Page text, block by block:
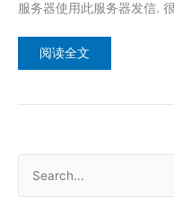
服务器使用此服务器发信.
使
用
子
箱
阅读全文